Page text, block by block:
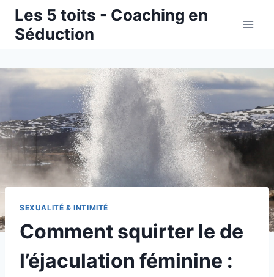
Aller
contenu
Les 5 toits - Coaching en
Séduction
SEXUALITÉ & INTIMITÉ
Comment squirter le de
l’éjaculation féminine :